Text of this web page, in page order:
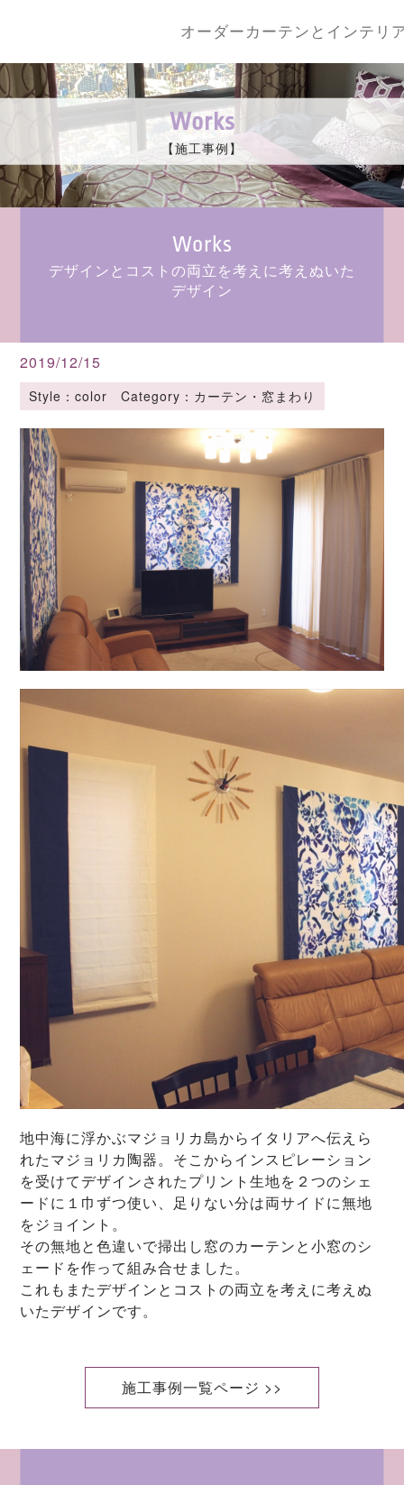
オーダーカーテンとインテリ
Works
【施工事例】
Works
デザインとコストの両立を考えに考えぬいた
デザイン
2019/12/15
Style：color Category：カーテン・窓まわり
地中海に浮かぶマジョリカ島からイタリアへ伝えら
れたマジョリカ陶器。そこからインスピレーション
を受けてデザインされたプリント生地を２つのシェ
ードに１巾ずつ使い、足りない分は両サイドに無地
をジョイント。
その無地と色違いで掃出し窓のカーテンと小窓のシ
ェードを作って組み合せました。
これもまたデザインとコストの両立を考えに考えぬ
いたデザインです。
施工事例一覧ページ >>